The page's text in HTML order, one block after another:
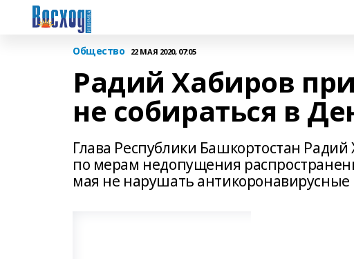
Общество 22 МАЯ 2020, 07:05
Радий Хабиров
не собираться в
Глава Республики Башкортостан
по мерам недопущения
мая не нарушать